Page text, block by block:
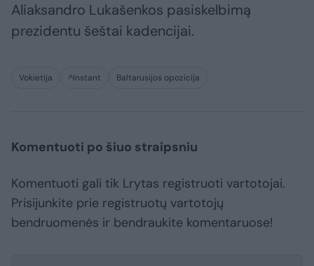
Aliaksandro Lukašenkos pasiskelbimą
prezidentu šeštai kadencijai.
Vokietija ^Instant Baltarusijos opozicija
Komentuoti po šiuo straipsniu
Komentuoti gali tik Lrytas registruoti vartotojai.
Prisijunkite prie registruotų vartotojų
bendruomenės ir bendraukite komentaruose!